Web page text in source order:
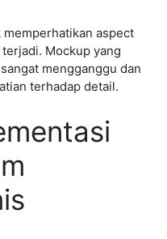
aspect
Mockup yang
mengganggu dan
terhadap detail.